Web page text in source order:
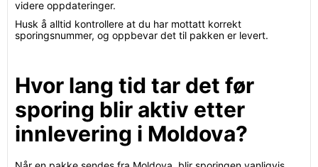
videre oppdateringer.
Husk å alltid kontrollere at du har mottatt korrekt
sporingsnummer, og oppbevar det til pakken er levert.
Hvor lang tid tar det før
sporing blir aktiv etter
innlevering i Moldova?